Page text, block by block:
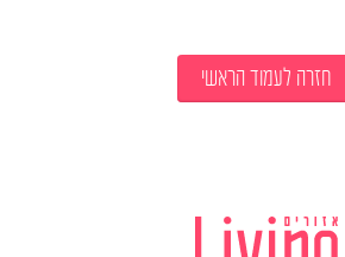
חזרה לעמוד הראשי